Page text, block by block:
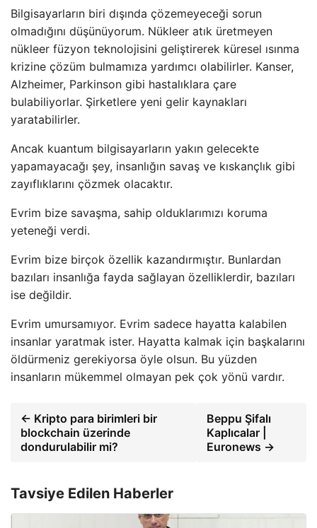
Bilgisayarların biri dışında çözemeyeceği sorun
olmadığını düşünüyorum. Nükleer atık üretmeyen
nükleer füzyon teknolojisini geliştirerek küresel ısınma
krizine çözüm bulmamıza yardımcı olabilirler. Kanser,
Alzheimer, Parkinson gibi hastalıklara çare
bulabiliyorlar. Şirketlere yeni gelir kaynakları
yaratabilirler.
Ancak kuantum bilgisayarların yakın gelecekte
yapamayacağı şey, insanlığın savaş ve kıskançlık gibi
zayıflıklarını çözmek olacaktır.
Evrim bize savaşma, sahip olduklarımızı koruma
yeteneği verdi.
Evrim bize birçok özellik kazandırmıştır. Bunlardan
bazıları insanlığa fayda sağlayan özelliklerdir, bazıları
ise değildir.
Evrim umursamıyor. Evrim sadece hayatta kalabilen
insanlar yaratmak ister. Hayatta kalmak için başkalarını
öldürmeniz gerekiyorsa öyle olsun. Bu yüzden
insanların mükemmel olmayan pek çok yönü vardır.
← Kripto para birimleri bir
blockchain üzerinde
dondurulabilir mi?
Beppu Şifalı
Kaplıcalar |
Euronews →
Tavsiye Edilen Haberler